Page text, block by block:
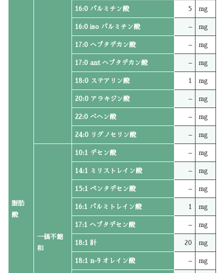
脂肪
酸
16:0 パルミチン酸 5 mg
16:0 iso パルミチン酸 – mg
17:0 ヘプタデカン酸 – mg
17:0 ant ヘプタデカン酸 – mg
18:0 ステアリン酸 1 mg
20:0 アラキジン酸 – mg
22:0 ベヘン酸 – mg
24:0 リグノセリン酸 – mg
一価不飽
和
10:1 デセン酸 – mg
14:1 ミリストレイン酸 – mg
15:1 ペンタデセン酸 – mg
16:1 パルミトレイン酸 1 mg
17:1 ヘプタデセン酸 – mg
18:1 計 20 mg
18:1 n-9 オレイン酸 – mg